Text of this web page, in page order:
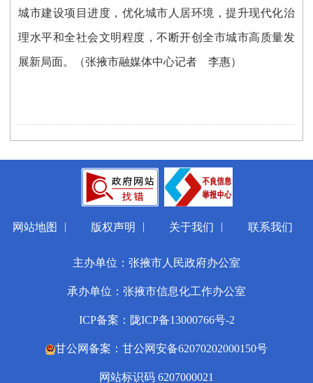
城市建设项目进度，优化城市人居环境，提升现代化治
理水平和全社会文明程度，不断开创全市城市高质量发
展新局面。 （张掖市融媒体中心记者 李惠）
网站地图 | 版权声明 | 关于我们 | 联系我们
主办单位：张掖市人民政府办公室
承办单位：张掖市信息化工作办公室
ICP备案：陇ICP备13000766号-2
甘公网备案：甘公网安备62070202000150号
网站标识码 6207000021